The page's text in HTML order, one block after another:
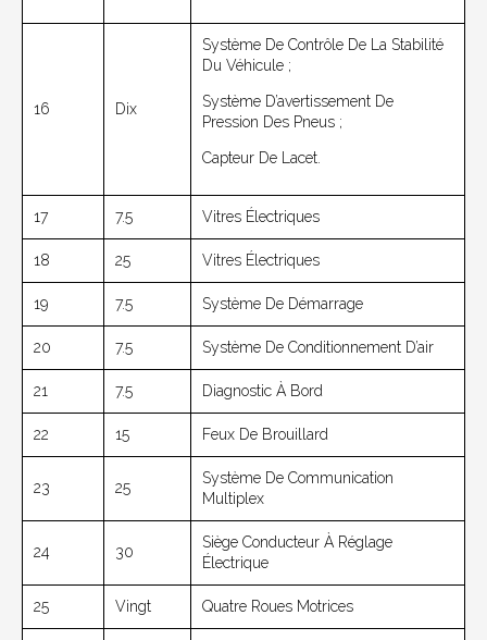
16 Dix
Système De Contrôle De La Stabilité
Du Véhicule ;
Système D’avertissement De
Pression Des Pneus ;
Capteur De Lacet.
17 7.5 Vitres Électriques
18 25 Vitres Électriques
19 7.5 Système De Démarrage
20 7.5 Système De Conditionnement D’air
21 7.5 Diagnostic À Bord
22 15 Feux De Brouillard
23 25
Système De Communication
Multiplex
24 30
Siège Conducteur À Réglage
Électrique
25 Vingt Quatre Roues Motrices